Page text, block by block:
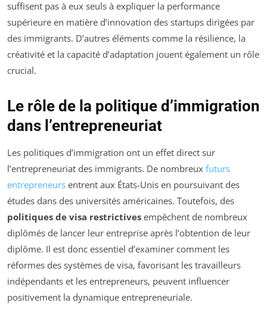
suffisent pas à eux seuls à expliquer la performance
supérieure en matière d’innovation des startups dirigées par
des immigrants. D’autres éléments comme la résilience, la
créativité et la capacité d’adaptation jouent également un rôle
crucial.
Le rôle de la politique d’immigration
dans l’entrepreneuriat
Les politiques d’immigration ont un effet direct sur
l’entrepreneuriat des immigrants. De nombreux futurs
entrepreneurs entrent aux États-Unis en poursuivant des
études dans des universités américaines. Toutefois, des
politiques de visa restrictives empêchent de nombreux
diplômés de lancer leur entreprise après l’obtention de leur
diplôme. Il est donc essentiel d’examiner comment les
réformes des systèmes de visa, favorisant les travailleurs
indépendants et les entrepreneurs, peuvent influencer
positivement la dynamique entrepreneuriale.